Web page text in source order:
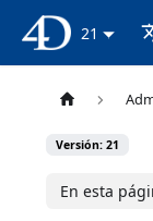
21
Versión: 21
En esta